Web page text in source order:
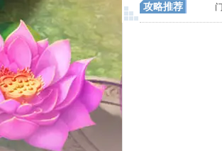
攻略推荐